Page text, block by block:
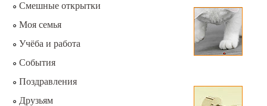
Смешные открытки
Моя семья
Учёба и работа
События
Поздравления
Друзьям